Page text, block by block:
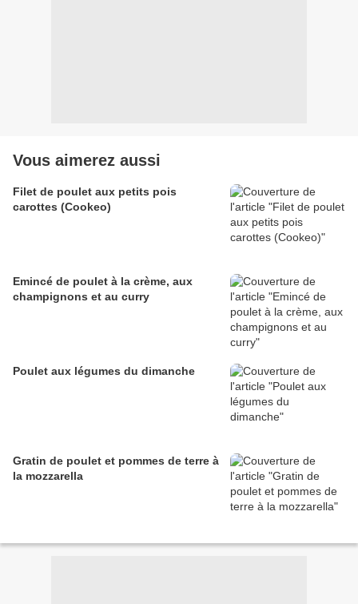
Vous aimerez aussi
Filet de poulet aux petits pois
carottes (Cookeo)
Emincé de poulet à la crème, aux
champignons et au curry
Poulet aux légumes du dimanche
Gratin de poulet et pommes de terre à
la mozzarella